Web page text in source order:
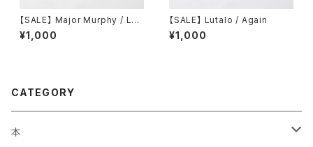
【SALE】 Major Murphy / Laf
ayette EP
¥1,000
【SALE】 Lutalo / Again
¥1,000
CATEGORY
本